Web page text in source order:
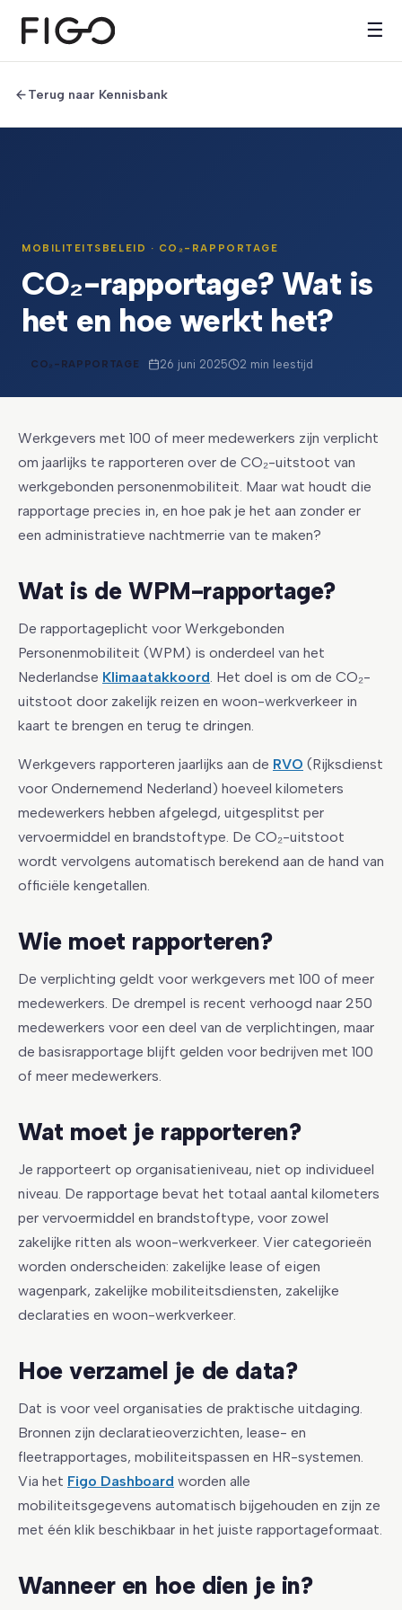
☰
Terug naar Kennisbank
MOBILITEITSBELEID · CO₂-RAPPORTAGE
CO₂-rapportage? Wat is
het en hoe werkt het?
CO₂-RAPPORTAGE 26 juni 2025 2 min leestijd
Werkgevers met 100 of meer medewerkers zijn verplicht
om jaarlijks te rapporteren over de CO₂-uitstoot van
werkgebonden personenmobiliteit. Maar wat houdt die
rapportage precies in, en hoe pak je het aan zonder er
een administratieve nachtmerrie van te maken?
Wat is de WPM-rapportage?
De rapportageplicht voor Werkgebonden
Personenmobiliteit (WPM) is onderdeel van het
Nederlandse Klimaatakkoord. Het doel is om de CO₂-
uitstoot door zakelijk reizen en woon-werkverkeer in
kaart te brengen en terug te dringen.
Werkgevers rapporteren jaarlijks aan de RVO (Rijksdienst
voor Ondernemend Nederland) hoeveel kilometers
medewerkers hebben afgelegd, uitgesplitst per
vervoermiddel en brandstoftype. De CO₂-uitstoot
wordt vervolgens automatisch berekend aan de hand van
officiële kengetallen.
Wie moet rapporteren?
De verplichting geldt voor werkgevers met 100 of meer
medewerkers. De drempel is recent verhoogd naar 250
medewerkers voor een deel van de verplichtingen, maar
de basisrapportage blijft gelden voor bedrijven met 100
of meer medewerkers.
Wat moet je rapporteren?
Je rapporteert op organisatieniveau, niet op individueel
niveau. De rapportage bevat het totaal aantal kilometers
per vervoermiddel en brandstoftype, voor zowel
zakelijke ritten als woon-werkverkeer. Vier categorieën
worden onderscheiden: zakelijke lease of eigen
wagenpark, zakelijke mobiliteitsdiensten, zakelijke
declaraties en woon-werkverkeer.
Hoe verzamel je de data?
Dat is voor veel organisaties de praktische uitdaging.
Bronnen zijn declaratieoverzichten, lease- en
fleetrapportages, mobiliteitspassen en HR-systemen.
Via het Figo Dashboard worden alle
mobiliteitsgegevens automatisch bijgehouden en zijn ze
met één klik beschikbaar in het juiste rapportageformaat.
Wanneer en hoe dien je in?